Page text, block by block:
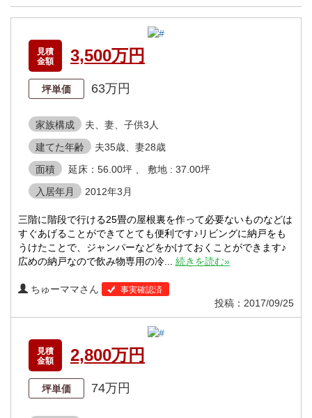
見積
金額
3,500万円
坪単価 63万円
家族構成
夫、妻、子供3人
建てた年齢
夫35歳、妻28歳
面積
延床：56.00坪 、 敷地 : 37.00坪
入居年月
2012年3月
三階に階段で行ける25畳の屋根裏を作って必要ないものなどは
すぐあげることができてとても便利です♪リビングに納戸をも
うけたことで、ジャンパーなどをかけておくことができます♪
広めの納戸なので飲み物専用の冷... 続きを読む»
ちゅーママさん 事実確認済
投稿：2017/09/25
見積
金額
2,800万円
坪単価 74万円